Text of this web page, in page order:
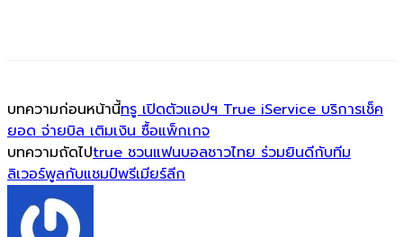
บทความก่อนหน้านี้ทรู เปิดตัวแอปฯ True iService บริการเช็ค
ยอด จ่ายบิล เติมเงิน ซื้อแพ็กเกจ
บทความถัดไปtrue ชวนแฟนบอลชาวไทย ร่วมยินดีกับทีม
ลิเวอร์พูลกับแชมป์พรีเมียร์ลีก